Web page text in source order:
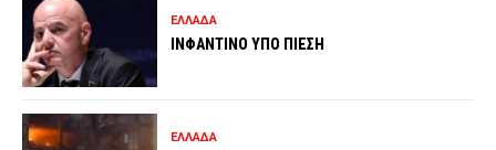
ΕΛΛΑΔΑ
ΙΝΦΑΝΤΙΝΟ ΥΠΟ ΠΙΕΣΗ
ΕΛΛΑΔΑ